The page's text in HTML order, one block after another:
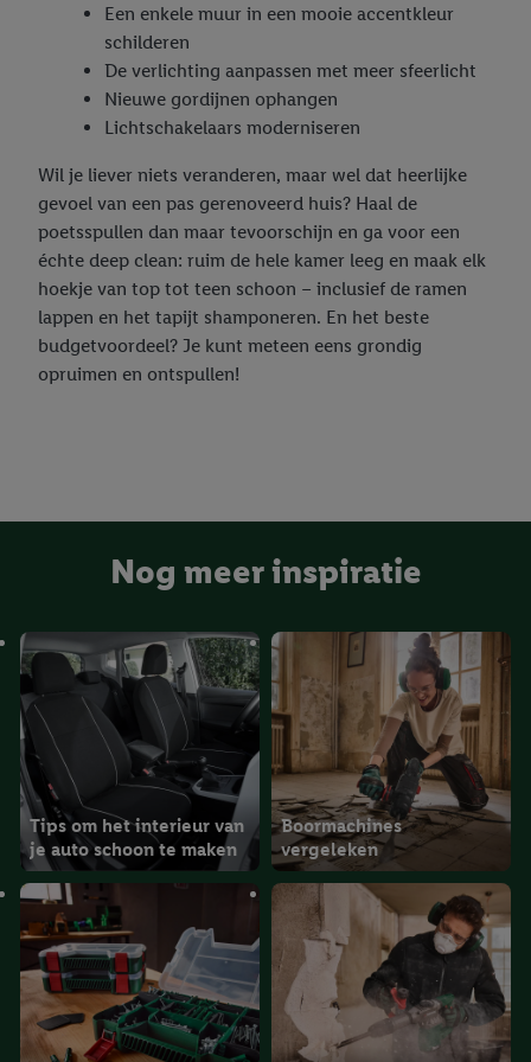
Een enkele muur in een mooie accentkleur
schilderen
De verlichting aanpassen met meer sfeerlicht
Nieuwe gordijnen ophangen
Lichtschakelaars moderniseren
Wil je liever niets veranderen, maar wel dat heerlijke
gevoel van een pas gerenoveerd huis? Haal de
poetsspullen dan maar tevoorschijn en ga voor een
échte deep clean: ruim de hele kamer leeg en maak elk
hoekje van top tot teen schoon – inclusief de ramen
lappen en het tapijt shamponeren. En het beste
budgetvoordeel? Je kunt meteen eens grondig
opruimen en ontspullen!
Nog meer inspiratie
Tips om het interieur van
je auto schoon te maken
Boormachines
vergeleken
van retargeting, d.w.z. advertenties voor producten waarin u
interesse hebt getoond (bijvoorbeeld door het product in de
webshop aan uw winkelmandje toe te voegen, maar het niet te
kopen), ook op verschillende apparaten en verschillende Lidl-
diensten worden weergegeven als er met behulp van uw
gehashte e-mailadres en eventuele andere
identificatiegegevens/identificatiegegevens waarover Criteo
SA beschikt, meerdere eindapparaten of Lidl-diensten aan u
kunnen worden toegewezen.
Onder “Aanpassen” kunt u individuele doeleinden toestaan en
meer informatie vinden over de gegevensverwerking.
Door op “weigeren” te klikken, kunt u alleen het gebruik van de
noodzakelijke technologieën toestaan. Door op “aanvaarden” te